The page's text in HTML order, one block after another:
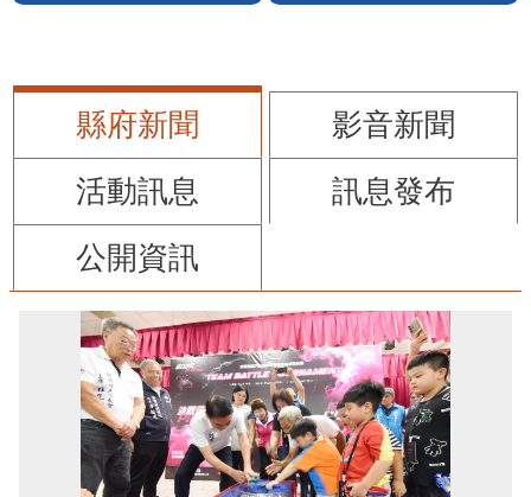
縣府新聞
影音新聞
活動訊息
訊息發布
公開資訊